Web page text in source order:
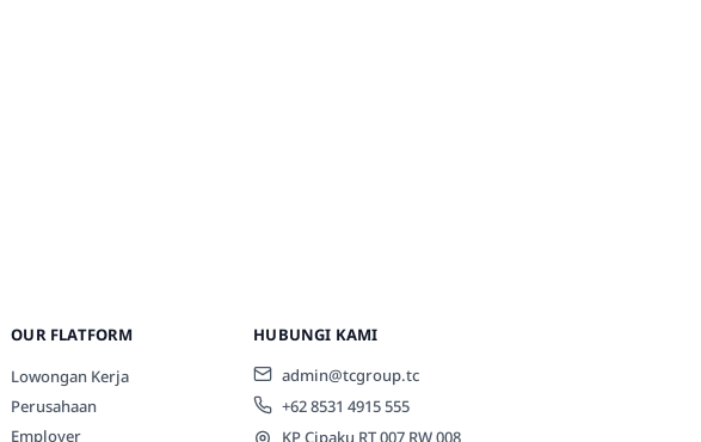
OUR FLATFORM
Lowongan Kerja
Perusahaan
Employer
HUBUNGI KAMI
admin@tcgroup.tc
+62 8531 4915 555
KP Cipaku RT 007 RW 008